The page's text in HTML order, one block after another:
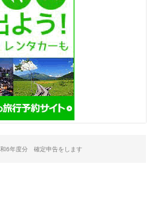
6年度分 確定申告をします